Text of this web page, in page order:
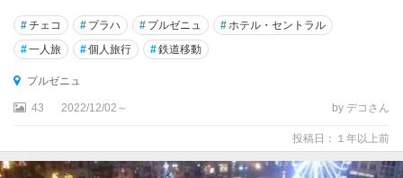
#チェコ # プラハ # プルゼニュ # ホテル・セントラル
#一人旅 #個人旅行 #鉄道移動
プルゼニュ
43 2022/12/02～ by デコさん
投稿日：１年以上前